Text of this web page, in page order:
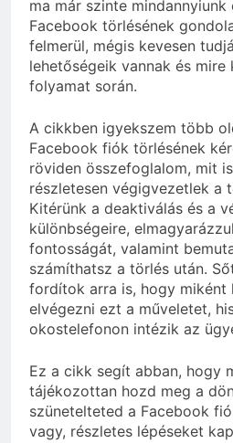
ma már szinte
Facebook törlésének
felmerül, mégis kevesen
lehetőségeik vannak és mire
folyamat során.
A cikkben igyekszem több
Facebook fiók törlésének
röviden összefoglalom, mit
részletesen végigvezetlek a
Kitérünk a deaktiválás és a
különbségeire,
fontosságát, valamint
számíthatsz a törlés után.
fordítok arra is, hogy miként
elvégezni ezt a műveletet,
okostelefonon intézik az
Ez a cikk segít abban, hogy
tájékozottan hozd meg a
szünetelteted a Facebook
vagy, részletes lépéseket